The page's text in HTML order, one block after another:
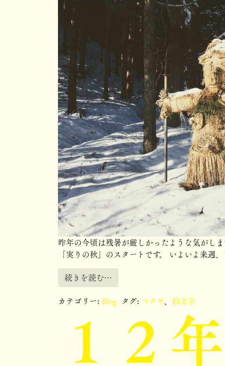
昨年の今頃は残暑が厳しかったような気がし
「実りの秋」のスタートです。 いよいよ来
続きを読む…
カテゴリー:Blog タグ: マタギ、 仙北市
１２